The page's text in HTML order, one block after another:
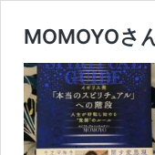
MOMOYOさ